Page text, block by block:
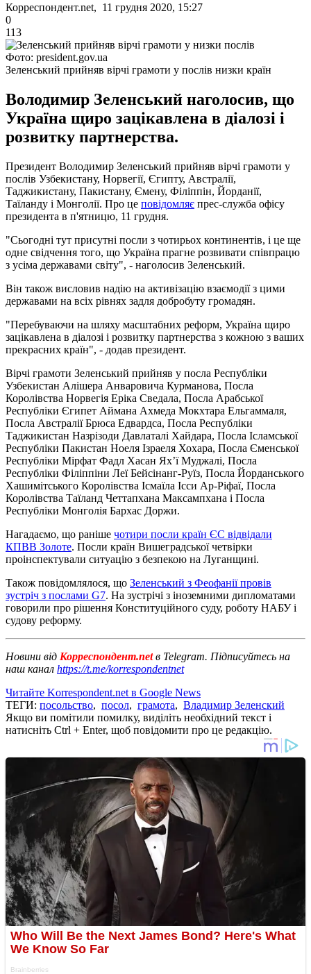
Корреспондент.net, 11 грудня 2020, 15:27
0
113
Фото: president.gov.ua
Зеленський прийняв вірчі грамоти у послів низки країн
Володимир Зеленський наголосив, що
Україна щиро зацікавлена в діалозі і
розвитку партнерства.
Президент Володимир Зеленський прийняв вірчі грамоти у
послів Узбекистану, Норвегії, Єгипту, Австралії,
Таджикистану, Пакистану, Ємену, Філіппін, Йорданії,
Таїланду і Монголії. Про це повідомляє прес-служба офісу
президента в п'ятницю, 11 грудня.
"Сьогодні тут присутні посли з чотирьох континентів, і це ще
одне свідчення того, що Україна прагне розвивати співпрацю
з усіма державами світу", - наголосив Зеленський.
Він також висловив надію на активізацію взаємодії з цими
державами на всіх рівнях задля добробуту громадян.
"Перебуваючи на шляху масштабних реформ, Україна щиро
зацікавлена ​​в діалозі і розвитку партнерства з кожною з ваших
прекрасних країн", - додав президент.
Вірчі грамоти Зеленський прийняв у посла Республіки
Узбекистан Алішера Анваровича Курманова, Посла
Королівства Норвегія Еріка Сведала, Посла Арабської
Республіки Єгипет Аймана Ахмеда Мокхтара Ельгаммаля,
Посла Австралії Брюса Едвардса, Посла Республіки
Таджикистан Назрізоди Давлаталі Хайдара, Посла Ісламської
Республіки Пакистан Ноеля Ізраеля Хохара, Посла Єменської
Республіки Мірфат Фадл Хасан Ях’ї Муджалі, Посла
Республіки Філіппіни Леї Бейсінанг-Руїз, Посла Йорданського
Хашимітського Королівства Ісмаїла Ісси Ар-Ріфаї, Посла
Королівства Таїланд Четтапхана Максампхана і Посла
Республіки Монголія Бархас Доржи.
Нагадаємо, що раніше чотири посли країн ЄС відвідали
КПВВ Золоте. Посли країн Вишеградської четвірки
проінспектували ситуацію з безпекою на Луганщині.
Також повідомлялося, що Зеленський з Феофанії провів
зустріч з послами G7. На зустрічі з іноземними дипломатами
говорили про рішення Конституційного суду, роботу НАБУ і
судову реформу.
Новини від Корреспондент.netв Telegram. Підписуйтесь на
наш канал https://t.me/korrespondentnet
Читайте Korrespondent.net в Google News
ТЕГИ: посольство, посол, грамота, Владимир Зеленский
Якщо ви помітили помилку, виділіть необхідний текст і
натисніть Ctrl + Enter, щоб повідомити про це редакцію.